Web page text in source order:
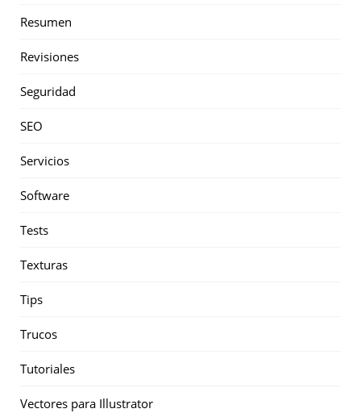
Resumen
Revisiones
Seguridad
SEO
Servicios
Software
Tests
Texturas
Tips
Trucos
Tutoriales
Vectores para Illustrator